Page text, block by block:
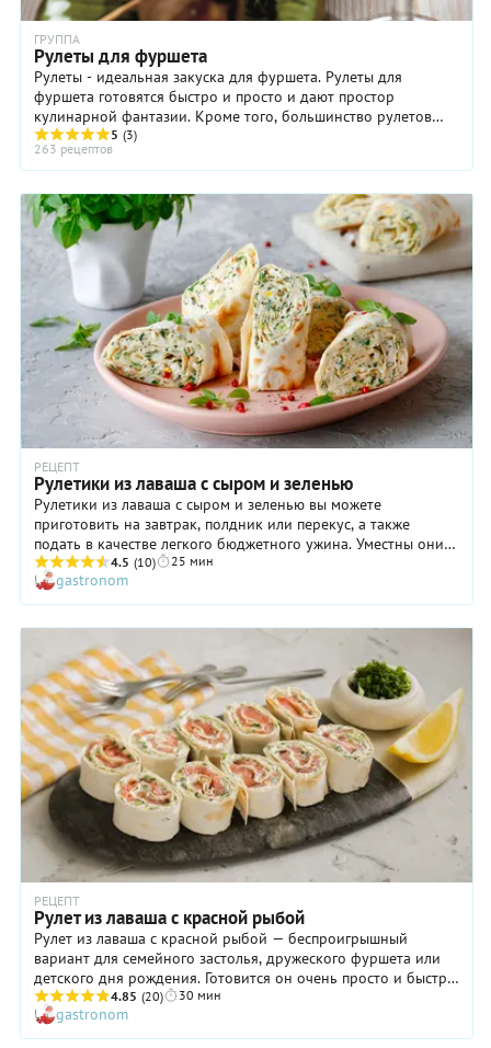
ГРУППА
Рулеты для фуршета
Рулеты - идеальная закуска для фуршета. Рулеты для
фуршета готовятся быстро и просто и дают простор
кулинарной фантазии. Кроме того, большинство рулетов
для фуршета можно и даже нужно ...
5 (3)
263 рецептов
РЕЦЕПТ
Рулетики из лаваша с сыром и зеленью
Рулетики из лаваша с сыром и зеленью вы можете
приготовить на завтрак, полдник или перекус, а также
подать в качестве легкого бюджетного ужина. Уместны они
будут на праздничном столе или фуршете. Несмотря на то,
что в начинку рулетиков можно положить вообще все что
угодно: мясо и рыбу, разные виды сыра, любые печеные и
свежие овощи, даже фрукты — вариант с брынзой и зеленью
все же остается неизменным хитом. В нашем пошаговом
рецепте выверены все пропорции ингредиентов, вот почему
рулет из лаваша с сыром и зеленью у вас получится
отменный. Готовьте эту закуску дома — не пожалеете!
4.5 (10) 25 мин
gastronom
РЕЦЕПТ
Рулет из лаваша с красной рыбой
Рулет из лаваша с красной рыбой — беспроигрышный
вариант для семейного застолья, дружеского фуршета или
детского дня рождения. Готовится он очень просто и быстро,
а нравится практически всем. Приятно и то, что вы всегда
можете внести разнообразие в состав начинки рулета из
лаваша с красной рыбой, например, добавить красный лук (а
4.85 (20) 30 мин
gastronom